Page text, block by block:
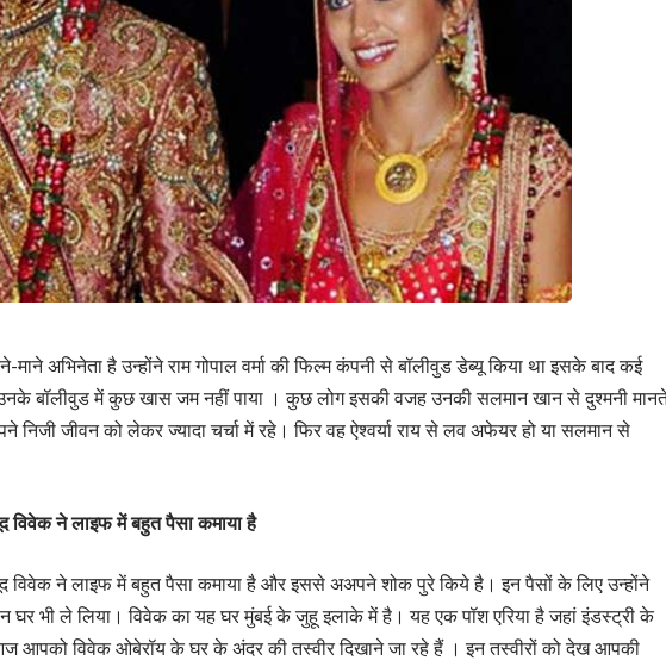
अभिनेता है उन्होंने राम गोपाल वर्मा की फिल्म कंपनी से बॉलीवुड डेब्यू किया था इसके बाद कई
बॉलीवुड में कुछ खास जम नहीं पाया । कुछ लोग इसकी वजह उनकी सलमान खान से दुश्मनी
निजी जीवन को लेकर ज्यादा चर्चा में रहे। फिर वह ऐश्वर्या राय से लव अफेयर हो या सलमान से
विवेक ने लाइफ में बहुत पैसा कमाया है
विवेक ने लाइफ में बहुत पैसा कमाया है और इससे अअपने शोक पुरे किये है। इन पैसों के लिए उन्होंने
घर भी ले लिया। विवेक का यह घर मुंबई के जुहू इलाके में है। यह एक पॉश एरिया है जहां इंडस्ट्री के
आपको विवेक ओबेरॉय के घर के अंदर की तस्वीर दिखाने जा रहे हैं । इन तस्वीरों को देख आपकी